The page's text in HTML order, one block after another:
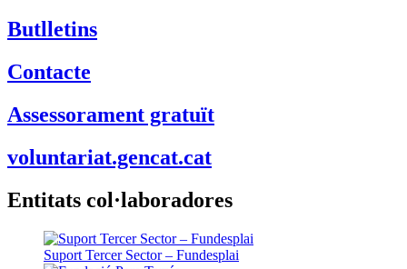
Butlletins
Contacte
Assessorament gratuït
voluntariat.gencat.cat
Entitats col·laboradores
Suport Tercer Sector – Fundesplai